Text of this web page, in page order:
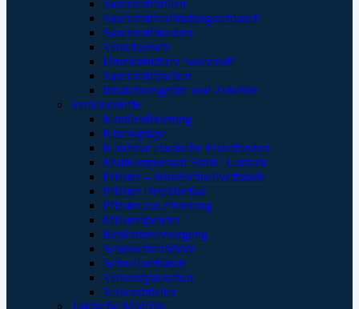
Sauerstoffbrillen
Sauerstoffverbindungsschlauch
Sauerstoffmasken
Verneblersets
Druckminderer Sauerstoff
Sauerstofftaschen
Inhalationsgeräte und Zubehör
Verbandstoffe
Kanülenfixierung
Kinesoptape
Kohäsive elastische Fixierbinden
Mullkompressen Steril / Unsteril
Pflaster – Wundschnellverbände
Pflaster Detektierbar
Pflaster zur Fixierung
Pflasterspender
Replantatversorgung
Schlauchverbände
Schnellverbände
Verbandpäckchen
Verbandtücher
Taktische Medizin